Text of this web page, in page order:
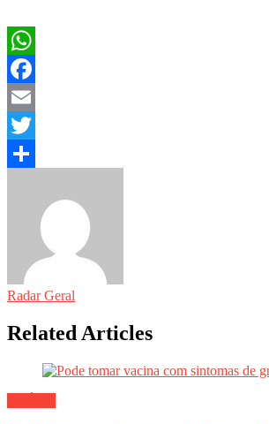
WhatsApp
Facebook
Email
Twitter
Radar Geral
Related Articles